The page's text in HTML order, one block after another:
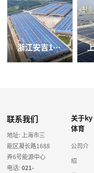
浙江安吉13兆瓦屋顶光伏电站
联系我们
地址: 上海市三
能区凝长路1688
弄6号能源中心
电话:021-
关于ky
体育
公司介
绍